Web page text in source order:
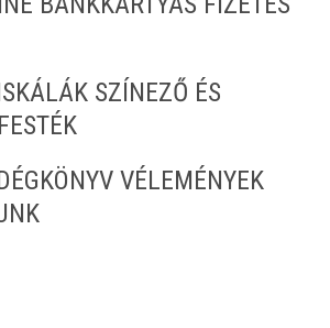
SZÍNEZŐ ÉS
VÉLEMÉNYEK